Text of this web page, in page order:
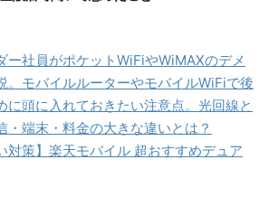
ー社員がポケットWiFiやWiMAXのデメ
。モバイルルーターやモバイルWiFiで後
に頭に入れておきたい注意点。光回線と
・端末・料金の大きな違いとは？
対策】楽天モバイル 超おすすめデュア